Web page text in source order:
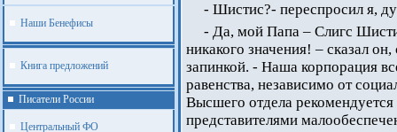
Наши Бенефисы
Книга предложений
Писатели России
Центральный ФО
- Шистис?- переспросил я,
- Да, мой Папа – Слигс
никакого значения! – сказал
запинкой. - Наша корпорация
равенства, независимо от
Высшего отдела
представителями